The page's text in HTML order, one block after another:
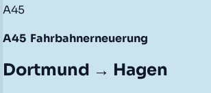
A45
A45 Fahrbahnerneuerung
Dortmund → Hagen